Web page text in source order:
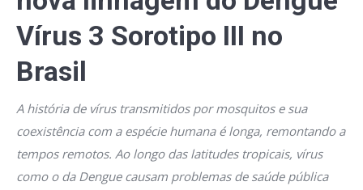
Vírus 3 Sorotipo III no
Brasil
A história de vírus transmitidos por mosquitos e sua
coexistência com a espécie humana é longa, remontando a
tempos remotos. Ao longo das latitudes tropicais, vírus
como o da Dengue causam problemas de saúde pública